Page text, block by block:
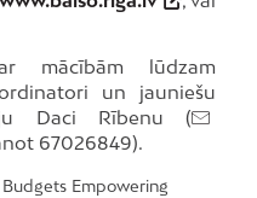
mācībām lūdzam
un jauniešu
Daci Rībenu (
67026849).
Empowering